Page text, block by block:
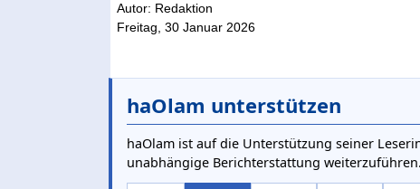
Autor: Redaktion
Freitag, 30 Januar 2026
haOlam unterstützen
haOlam ist auf die Unterstützung seiner
unabhängige Berichterstattung weiterzuführen.